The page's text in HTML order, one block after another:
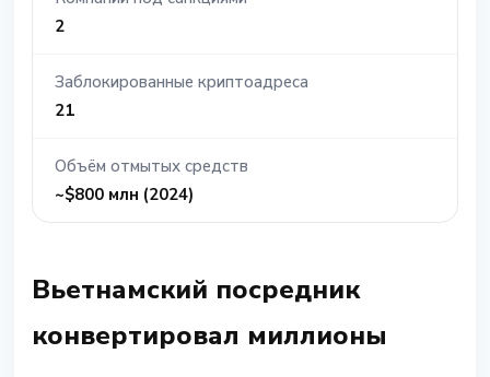
2
Заблокированные криптоадреса
21
Объём отмытых средств
~$800 млн (2024)
Вьетнамский посредник
конвертировал миллионы